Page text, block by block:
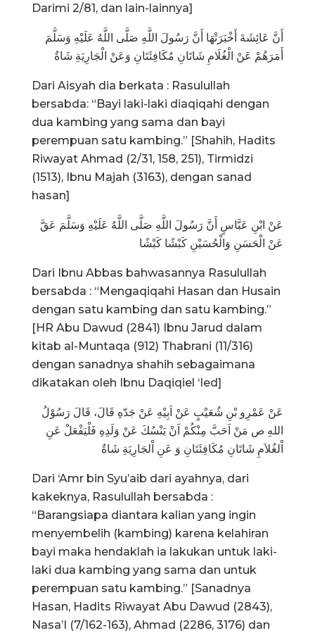
Darimi 2/81, dan lain-lainnya]
أَنَّ عَائِشَةَ أَخْبَرَتْهَا أَنَّ رَسُولَ اللَّهِ صَلَّى اللَّهُ عَلَيْهِ وَسَلَّمَ
أَمَرَهُمْ عَنْ الْغُلَامِ شَاتَانِ مُكَافِئَتَانِ وَعَنْ الْجَارِيَةِ شَاةٌ
Dari Aisyah dia berkata : Rasulullah
bersabda: “Bayi laki-laki diaqiqahi dengan
dua kambing yang sama dan bayi
perempuan satu kambing.” [Shahih, Hadits
Riwayat Ahmad (2/31, 158, 251), Tirmidzi
(1513), Ibnu Majah (3163), dengan sanad
hasan]
عَنْ ابْنِ عَبَّاسٍ أَنَّ رَسُولَ اللَّهِ صَلَّى اللَّهُ عَلَيْهِ وَسَلَّمَ عَقَّ
عَنْ الْحَسَنِ وَالْحُسَيْنِ كَبْشًا كَبْشًا
Dari Ibnu Abbas bahwasannya Rasulullah
bersabda : “Mengaqiqahi Hasan dan Husain
dengan satu kambing dan satu kambing.”
[HR Abu Dawud (2841) Ibnu Jarud dalam
kitab al-Muntaqa (912) Thabrani (11/316)
dengan sanadnya shahih sebagaimana
dikatakan oleh Ibnu Daqiqiel ‘Ied]
عَنْ عَمْرِو بْنِ شُعَيْبٍ عَنْ اَبِيْهِ عَنْ جَدّهِ قَالَ، قَالَ رَسُوْلُ
اللهِ ص مَنْ اَحَبَّ مِنْكُمْ اَنْ يَنْسُكَ عَنْ وَلَدِهِ فَلْيَفْعَلْ عَنِ
اْلغُلاَمِ شَاتَانِ مُكَافِئَتَانِ وَ عَنِ اْلجَارِيَةِ شَاةٌ
Dari ‘Amr bin Syu’aib dari ayahnya, dari
kakeknya, Rasulullah bersabda :
“Barangsiapa diantara kalian yang ingin
menyembelih (kambing) karena kelahiran
bayi maka hendaklah ia lakukan untuk laki-
laki dua kambing yang sama dan untuk
perempuan satu kambing.” [Sanadnya
Hasan, Hadits Riwayat Abu Dawud (2843),
Nasa’I (7/162-163), Ahmad (2286, 3176) dan